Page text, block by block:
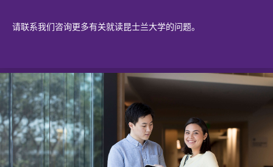
请联系我们咨询更多有关就读昆士兰大学的问题。